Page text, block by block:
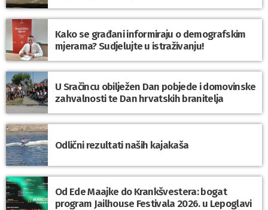
Kako se građani informiraju o demografskim
mjerama? Sudjelujte u istraživanju!
U Sračincu obilježen Dan pobjede i domovinske
zahvalnosti te Dan hrvatskih branitelja
Odlični rezultati naših kajakaša
Od Ede Maajke do Krankšvestera: bogat
program Jailhouse Festivala 2026. u Lepoglavi